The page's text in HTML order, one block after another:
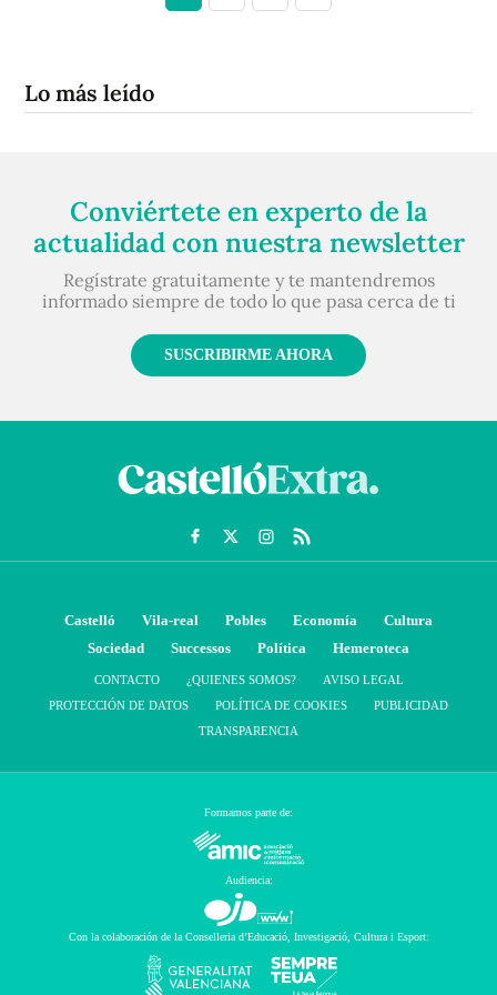
Lo más leído
Conviértete en experto de la
actualidad con nuestra newsletter
Regístrate gratuitamente y te mantendremos
informado siempre de todo lo que pasa cerca de ti
SUSCRIBIRME AHORA
Castelló Vila-real Pobles Economía
Cultura
Sociedad
Successos Política Hemeroteca
CONTACTO ¿QUIENES SOMOS?
AVISO LEGAL
PROTECCIÓN DE DATOS
POLÍTICA DE COOKIES
PUBLICIDAD
TRANSPARENCIA
Formamos parte de:
Audiencia:
Con la colaboración de la Conselleria d’Educació, Investigació, Cultura i Esport: